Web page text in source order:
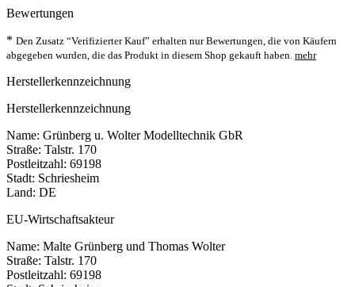
Bewertungen
* Den Zusatz “Verifizierter Kauf” erhalten nur Bewertungen, die von Käufern
abgegeben wurden, die das Produkt in diesem Shop gekauft haben. mehr
Herstellerkennzeichnung
Herstellerkennzeichnung
Name: Grünberg u. Wolter Modelltechnik GbR
Straße: Talstr. 170
Postleitzahl: 69198
Stadt: Schriesheim
Land: DE
EU-Wirtschaftsakteur
Name: Malte Grünberg und Thomas Wolter
Straße: Talstr. 170
Postleitzahl: 69198